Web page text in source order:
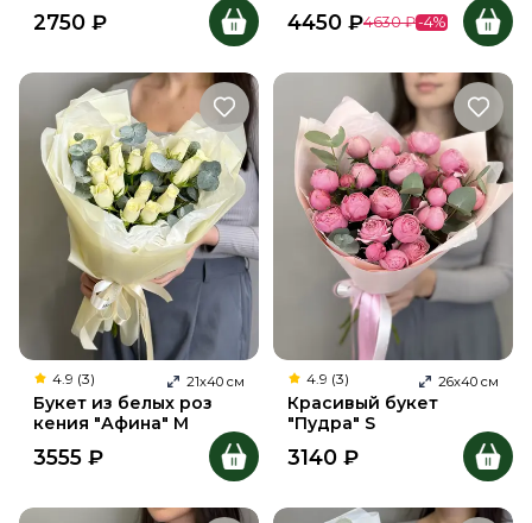
2750 ₽ 4450 ₽4630 ₽-4%
4.9 (3) 21х40 см
Букет из белых роз
кения "Афина" M
3555 ₽
4.9 (3) 26х40 см
Красивый букет
"Пудра" S
3140 ₽